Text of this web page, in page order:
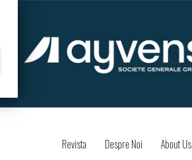
Revista Despre Noi About Us